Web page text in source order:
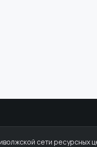
сети ресурсных